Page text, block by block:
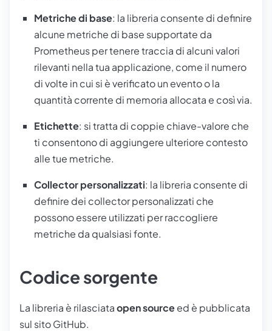
Metriche di base: la libreria consente di definire
alcune metriche di base supportate da
Prometheus per tenere traccia di alcuni valori
rilevanti nella tua applicazione, come il numero
di volte in cui si è verificato un evento o la
quantità corrente di memoria allocata e così via.
Etichette: si tratta di coppie chiave-valore che
ti consentono di aggiungere ulteriore contesto
alle tue metriche.
Collector personalizzati: la libreria consente di
definire dei collector personalizzati che
possono essere utilizzati per raccogliere
metriche da qualsiasi fonte.
Codice sorgente
La libreria è rilasciataopen sourceed è pubblicata
sul sitoGitHub.